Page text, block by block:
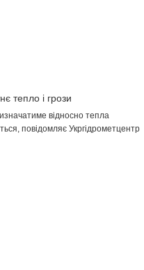
тепло і грози
відносно тепла
повідомляє Укргідрометцентр